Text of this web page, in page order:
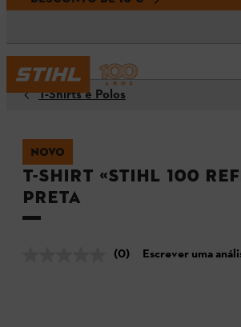
T-Shirts e Polos
NOVO
T-shirt «STIHL 100
preta
(0) Escrever uma